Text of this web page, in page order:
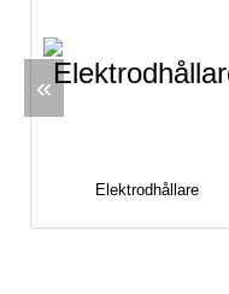
«
Elektrodhållare